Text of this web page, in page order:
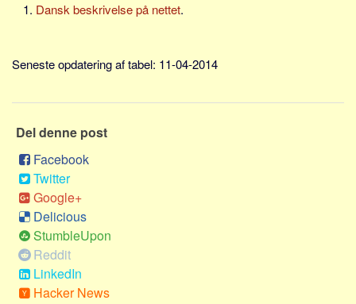
Økonomi
Jura og regler
Skatter og afgifter
Statistik
Praktisk
Alle
Meta
Dokumenttyper
Dansk beskrivelse på nettet.
Seneste opdatering af tabel: 11-04-2014
Del denne post
Facebook
Twitter
Google+
Delicious
StumbleUpon
Reddit
LinkedIn
Hacker News